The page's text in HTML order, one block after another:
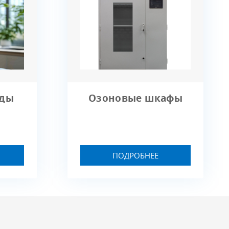
камеры,
и жилые помещения
Озоновые шкафы
ПОДРОБНЕЕ